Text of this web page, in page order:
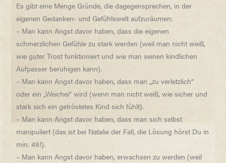
Es gibt eine Menge Gründe, die dagegensprechen, in der
eigenen Gedanken- und Gefühlswelt aufzuräumen:
– Man kann Angst davor haben, dass die eigenen
schmerzlichen Gefühle zu stark werden (weil man nicht weiß,
wie guter Trost funktioniert und wie man seinen kindlichen
Aufpasser beruhigen kann).
– Man kann Angst davor haben, dass man „zu verletzlich“
oder ein „Weichei“ wird (wenn man nicht weiß, wie sicher und
stark sich ein getröstetes Kind sich fühlt).
– Man kann Angst davor haben, dass man sich selbst
manipuliert (das ist bei Natalie der Fall, die Lösung hörst Du in
min. 48!).
– Man kann Angst davor haben, erwachsen zu werden (weil